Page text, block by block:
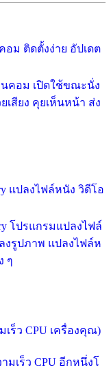
อม ติดตั้งง่าย อัปเดต
นคอม เปิดใช้ขณะนั่ง
สียง คุยเห็นหน้า ส่ง
แปลงไฟล์หนัง วิดีโอ
โปรแกรมแปลงไฟล์
งรูปภาพ แปลงไฟล์ห
ๆ
เร็ว CPU เครื่องคุณ)
มเร็ว CPU อีกหนึ่งโ